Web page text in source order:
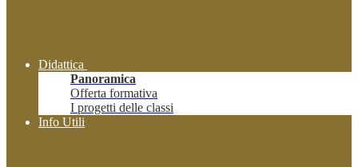
Didattica
Panoramica
Offerta formativa
I progetti delle classi
Info Utili